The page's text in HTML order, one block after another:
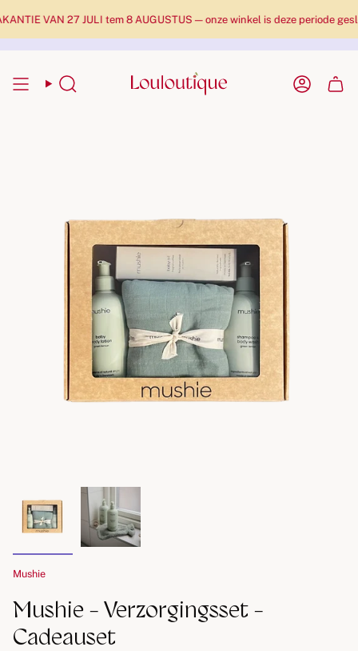
VAN 27 JULI tem 8 AUGUSTUS — onze winkel is deze periode
Zoekopdracht
Mushie
Mushie - Verzorgingsset -
Cadeauset